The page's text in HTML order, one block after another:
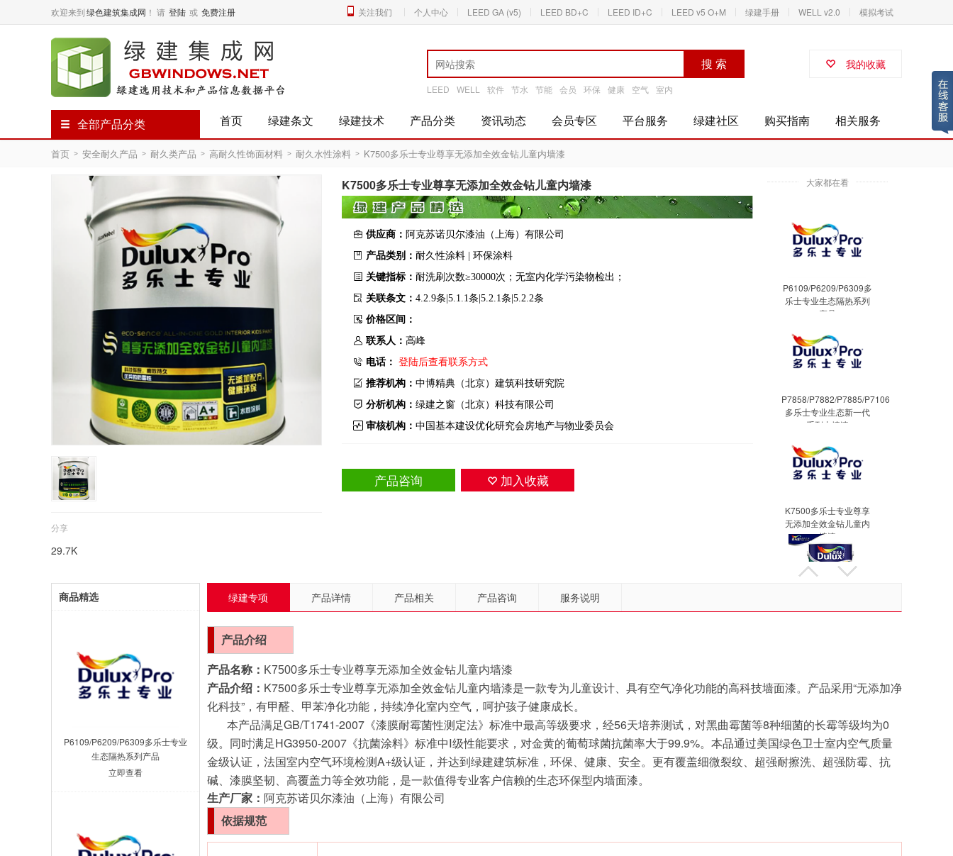
关注我们 个人中心 LEED GA (v5) LEED BD+C LEED ID+C LEED v5 O+M 绿建手册 WELL v2.0 模拟考试
欢迎来到绿色建筑集成网 ！ 请 登陆 或 免费注册
全部产品分类 首页 绿建条文 绿建技术 产品分类 资讯动态 会员专区 平台服务 绿建社区 购买指南 相关服务
搜 索
LEED WELL 软件 节水 节能 会员 环保 健康 空气 室内
我的收藏
首页 > 安全耐久产品 > 耐久类产品 > 高耐久性饰面材料 > 耐久水性涂料 > K7500多乐士专业尊享无添加全效金钻儿童内墙漆
分享
29.7K
K7500多乐士专业尊享无添加全效金钻儿童内墙漆
供应商： 阿克苏诺贝尔漆油（上海）有限公司
产品类别： 耐久性涂料 | 环保涂料
关键指标： 耐洗刷次数≥30000次；无室内化学污染物检出；
关联条文： 4.2.9条|5.1.1条|5.2.1条|5.2.2条
价格区间：
联系人： 高峰
电话： 登陆后查看联系方式
推荐机构： 中博精典（北京）建筑科技研究院
分析机构： 绿建之窗（北京）科技有限公司
审核机构： 中国基本建设优化研究会房地产与物业委员会
产品咨询 加入收藏
大家都在看
P6109/P6209/P6309多
乐士专业生态隔热系列
产品
P7858/P7882/P7885/P7106
多乐士专业生态新一代
系列内墙漆
K7500多乐士专业尊享
无添加全效金钻儿童内
墙漆
绿建专项 产品详情 产品相关 产品咨询 服务说明
产品介绍
产品名称： K7500多乐士专业尊享无添加全效金钻儿童内墙漆
产品介绍： K7500多乐士专业尊享无添加全效金钻儿童内墙漆是一款专为儿童设计、具有空气净化功能的高科技墙面漆。产品采用“无添加净
化科技”，有甲醛、甲苯净化功能，持续净化室内空气，呵护孩子健康成长。
本产品满足GB/T1741-2007《漆膜耐霉菌性测定法》标准中最高等级要求，经56天培养测试，对黑曲霉菌等8种细菌的长霉等级均为0
级。同时满足HG3950-2007《抗菌涂料》标准中Ⅰ级性能要求，对金黄的葡萄球菌抗菌率大于99.9%。本品通过美国绿色卫士室内空气质量
金级认证，法国室内空气环境检测A+级认证，并达到绿建建筑标准，环保、健康、安全。更有覆盖细微裂纹、超强耐擦洗、超强防霉、抗
碱、漆膜坚韧、高覆盖力等全效功能，是一款值得专业客户信赖的生态环保型内墙面漆。
生产厂家： 阿克苏诺贝尔漆油（上海）有限公司
依据规范
商品精选
P6109/P6209/P6309多乐士专业
生态隔热系列产品
立即查看